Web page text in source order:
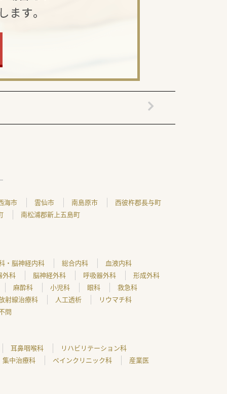
海市 雲仙市 南島原市
西彼杵郡長与町
南松浦郡新上五島町
・脳神経内科 総合内科
血液内科
外科 脳神経外科 呼吸器外科
形成外科
麻酔科 小児科 眼科
救急科
射線治療科 人工透析
リウマチ科
問
耳鼻咽喉科
リハビリテーション科
集中治療科 ペインクリニック科
産業医